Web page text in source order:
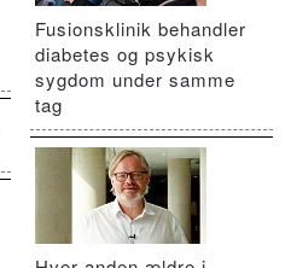
Fusionsklinik behandler
diabetes og psykisk
sygdom under samme
tag